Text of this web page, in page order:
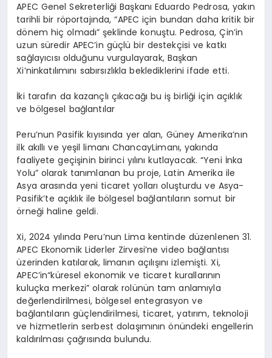
APEC Genel Sekreterliği Başkanı Eduardo Pedrosa, yakın
tarihli bir röportajında, “APEC için bundan daha kritik bir
dönem hiç olmadı” şeklinde konuştu. Pedrosa, Çin’in
uzun süredir APEC’in güçlü bir destekçisi ve katkı
sağlayıcısı olduğunu vurgulayarak, Başkan
Xi’ninkatılımını sabırsızlıkla beklediklerini ifade etti.
İki tarafın da kazançlı çıkacağı bu iş birliği için açıklık
ve bölgesel bağlantılar
Peru’nun Pasifik kıyısında yer alan, Güney Amerika’nın
ilk akıllı ve yeşil limanı ChancayLimanı, yakında
faaliyete geçişinin birinci yılını kutlayacak. “Yeni İnka
Yolu” olarak tanımlanan bu proje, Latin Amerika ile
Asya arasında yeni ticaret yolları oluşturdu ve Asya-
Pasifik’te açıklık ile bölgesel bağlantıların somut bir
örneği haline geldi.
Xi, 2024 yılında Peru’nun Lima kentinde düzenlenen 31.
APEC Ekonomik Liderler Zirvesi’ne video bağlantısı
üzerinden katılarak, limanın açılışını izlemişti. Xi,
APEC’in“küresel ekonomik ve ticaret kurallarının
kuluçka merkezi” olarak rolünün tam anlamıyla
değerlendirilmesi, bölgesel entegrasyon ve
bağlantıların güçlendirilmesi, ticaret, yatırım, teknoloji
ve hizmetlerin serbest dolaşımının önündeki engellerin
kaldırılması çağrısında bulundu.